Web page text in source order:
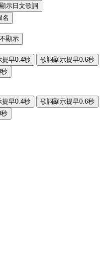
示日文歌詞
名
顯示
提早0.4秒
歌詞顯示提早0.6秒
提早0.4秒
歌詞顯示提早0.6秒